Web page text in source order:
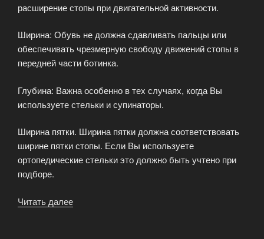
расширение стопы при двигательной активности.
Ширина: Обувь не должна сдавливать пальцы или
обеспечивать чрезмерную свободу движений стопы в
передней части ботинка.
Глубина: Важна особенно в тех случаях, когда Вы
используете стельки и супинаторы.
Ширина пятки. Ширина пятки должна соответствовать
ширине пятки стопы. Если Вы используете
ортопедические стельки это должно быть учтено при
подборе.
Читать далее